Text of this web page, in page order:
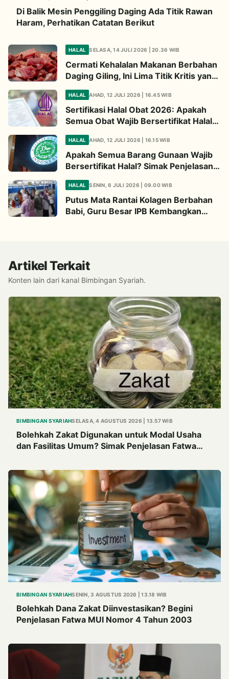
Di Balik Mesin Penggiling Daging Ada Titik Rawan
Haram, Perhatikan Catatan Berikut
HALAL SELASA, 14 JULI 2026 | 20.36 WIB
Cermati Kehalalan Makanan Berbahan
Daging Giling, Ini Lima Titik Kritis yang
Wajib Diperhatikan
HALAL AHAD, 12 JULI 2026 | 16.45 WIB
Sertifikasi Halal Obat 2026: Apakah
Semua Obat Wajib Bersertifikat Halal?
Begini Penjelasannya
HALAL AHAD, 12 JULI 2026 | 16.15 WIB
Apakah Semua Barang Gunaan Wajib
Bersertifikat Halal? Simak Penjelasan
Ini
HALAL SENIN, 6 JULI 2026 | 09.00 WIB
Putus Mata Rantai Kolagen Berbahan
Babi, Guru Besar IPB Kembangkan
Artikel Terkait
Konten lain dari kanal Bimbingan Syariah.
BIMBINGAN SYARIAHSELASA, 4 AGUSTUS 2026 | 13.57 WIB
Bolehkah Zakat Digunakan untuk Modal Usaha
dan Fasilitas Umum? Simak Penjelasan Fatwa
BIMBINGAN SYARIAHSENIN, 3 AGUSTUS 2026 | 13.18 WIB
Bolehkah Dana Zakat Diinvestasikan? Begini
Penjelasan Fatwa MUI Nomor 4 Tahun 2003